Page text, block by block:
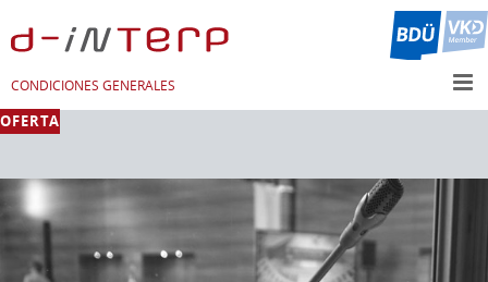
CONDICIONES GENERALES
OFERTA